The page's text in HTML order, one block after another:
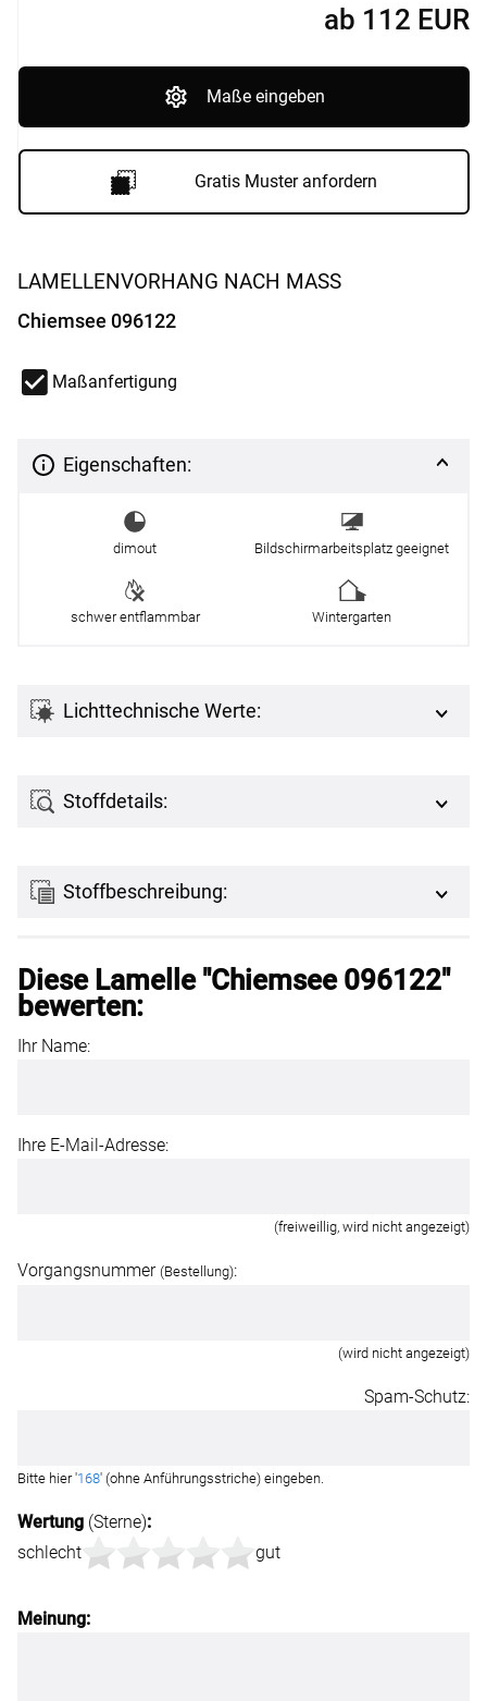
LAMELLENVORHANG NACH MASS
Chiemsee 096122
Maßanfertigung
Eigenschaften:
dimout Bildschirmarbeitsplatz geeignet
schwer entflammbar Wintergarten
Lichttechnische Werte:
Stoffdetails:
Stoffbeschreibung:
ab 112 EUR
Maße eingeben
Gratis Muster anfordern
Diese Lamelle "Chiemsee 096122"
bewerten:
Ihr Name:
Ihre E-Mail-Adresse:
(freiweillig, wird nicht angezeigt)
Vorgangsnummer (Bestellung):
(wird nicht angezeigt)
Spam-Schutz:
Bitte hier '168' (ohne Anführungsstriche) eingeben.
Wertung (Sterne):
schlecht
gut
Meinung: